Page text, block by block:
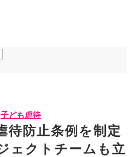
子ども虐待
待防止条例を制定
ェクトチームも立